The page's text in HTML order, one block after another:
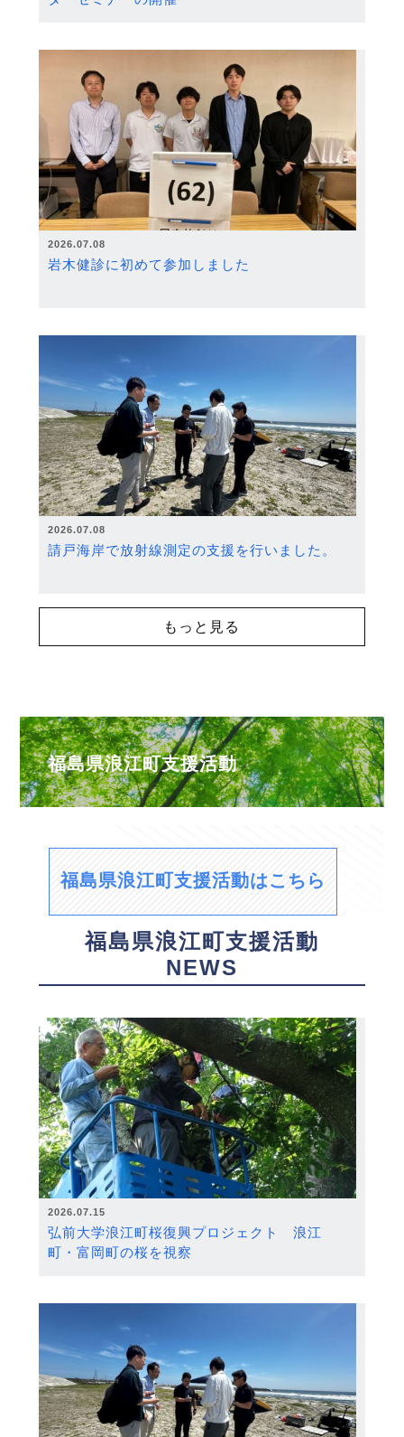
2026.07.08
岩木健診に初めて参加しました
2026.07.08
請戸海岸で放射線測定の支援を行いました。
もっと見る
福島県浪江町支援活動
福島県浪江町支援活動はこちら
福島県浪江町支援活動
NEWS
2026.07.15
弘前大学浪江町桜復興プロジェクト 浪江
町・富岡町の桜を視察